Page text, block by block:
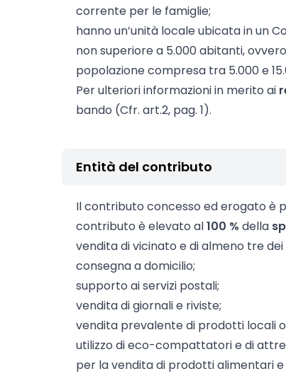
corrente per le famiglie;
hanno un’unità locale ubicata in un
non superiore a 5.000 abitanti,
popolazione compresa tra 5.000 e
Per ulteriori informazioni in merito ai
bando (Cfr. art.2, pag. 1).
Entità del contributo
Il contributo concesso ed erogato è
contributo è elevato al100 % della
vendita di vicinato e di almeno tre
consegna a domicilio;
supporto ai servizi postali;
vendita di giornali e riviste;
vendita prevalente di prodotti locali
utilizzo di eco-compattatori e di
per la vendita di prodotti alimentari